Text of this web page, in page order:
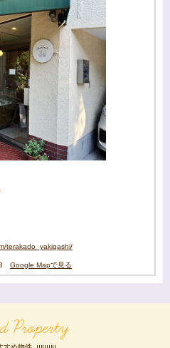
terakado_yakigashi/
8 Google Mapで見る
Property